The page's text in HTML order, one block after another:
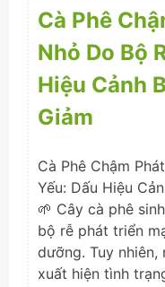
Cà Phê
Nhỏ Do Bộ
Hiệu Cảnh
Giảm
Cà Phê Chậm
Yếu: Dấu Hiệu
🌱 Cây cà phê
bộ rễ phát triển
dưỡng. Tuy nhiên,
xuất hiện tình